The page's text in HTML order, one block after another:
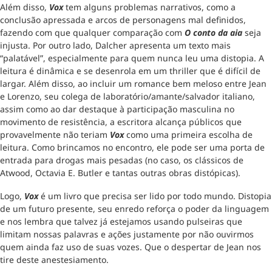
Além disso, Voxtem alguns problemas narrativos, como a
conclusão apressada e arcos de personagens mal definidos,
fazendo com que qualquer comparação com O conto da aia seja
injusta. Por outro lado, Dalcher apresenta um texto mais
“palatável”, especialmente para quem nunca leu uma distopia. A
leitura é dinâmica e se desenrola em um thriller que é difícil de
largar. Além disso, ao incluir um romance bem meloso entre Jean
e Lorenzo, seu colega de laboratório/amante/salvador italiano,
assim como ao dar destaque à participação masculina no
movimento de resistência, a escritora alcança públicos que
provavelmente não teriam Voxcomo uma primeira escolha de
leitura. Como brincamos no encontro, ele pode ser uma porta de
entrada para drogas mais pesadas (no caso, os clássicos de
Atwood, Octavia E. Butler e tantas outras obras distópicas).
Logo, Voxé um livro que precisa ser lido por todo mundo. Distopia
de um futuro presente, seu enredo reforça o poder da linguagem
e nos lembra que talvez já estejamos usando pulseiras que
limitam nossas palavras e ações justamente por não ouvirmos
quem ainda faz uso de suas vozes. Que o despertar de Jean nos
tire deste anestesiamento.